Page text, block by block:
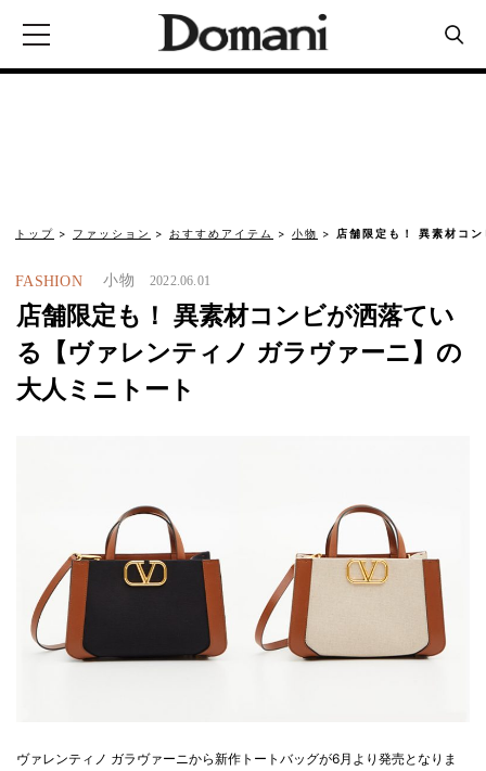
トップ ファッション おすすめアイテム 小物 店舗限定も！ 異素材コ
FASHION 小物 2022.06.01
店舗限定も！ 異素材コンビが洒落てい
る【ヴァレンティノ ガラヴァーニ】の
大人ミニトート
ヴァレンティノ ガラヴァーニから新作トートバッグが6月より発売となりま